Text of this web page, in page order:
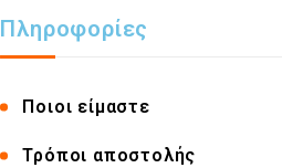
Πληροφορίες
Ποιοι είμαστε
Τρόποι αποστολής